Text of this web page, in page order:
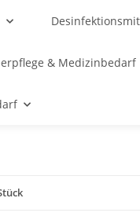
& Medizinbedarf